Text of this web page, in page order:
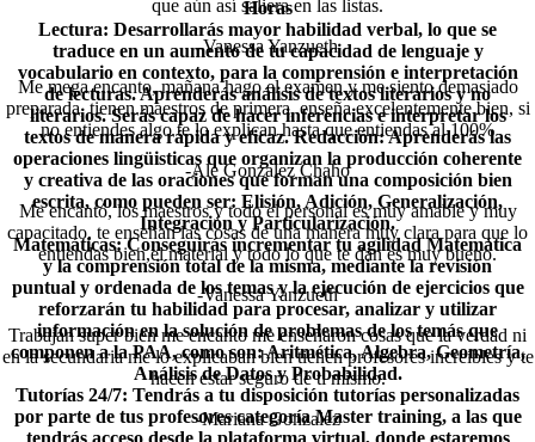
que aún así saliera en las listas.
-Vanessa Yanzueth
Me mega encanto, mañana hago el examen y me siento demasiado
preparada, tienen maestros de primera, enseña excelentemente bien, si
no entiendes algo te lo explican hasta que entiendas al 100%
-Ale Gonzalez Chaho
Me encantó, los maestros y todo el personal es muy amable y muy
capacitado, te enseñan las cosas de una manera muy clara para que lo
entiendas bien,el material y todo lo que te dan es muy bueno.
-Vanessa Yanzueth
Trabajan super bien me encanto me enseñaron cosas que la verdad ni
en la secundaria me lo explicaban bien tienen profesores increíbles y te
hacen estar seguro de ti mismo.
-Mariana Gonzalez
Horas
Lectura: Desarrollarás mayor habilidad verbal, lo que se
traduce en un aumento de tu capacidad de lenguaje y
vocabulario en contexto, para la comprensión e interpretación
de lecturas. Aprenderás análisis de textos literarios y no
literarios. Serás capaz de hacer inferencias e interpretar los
textos de manera rápida y eficaz.Redacción:Aprenderás las
operaciones lingüisticas que organizan la producción coherente
y creativa de las oraciones que forman una composición bien
escrita, como pueden ser: Elisión, Adición, Generalización,
Integración y Particularización.
Matemáticas:Conseguirás incrementar tu agilidad Matemática
y la comprensión total de la misma, mediante la revisión
puntual y ordenada de los temas y la ejecución de ejercicios que
reforzarán tu habilidad para procesar, analizar y utilizar
información en la solución de problemas de los temás que
componen a la PAA, como son: Aritmética, Algebra, Geometría,
Análisis de Datos y Probabilidad.
Tutorías 24/7: Tendrás a tu disposición tutorías personalizadas
por parte de tus profesores categoría Master training, a las que